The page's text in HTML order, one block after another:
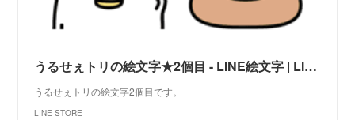
うるせぇトリの絵文字★2個目 - LINE絵文字 | LINE STORE
うるせぇトリの絵文字2個目です。
LINE STORE